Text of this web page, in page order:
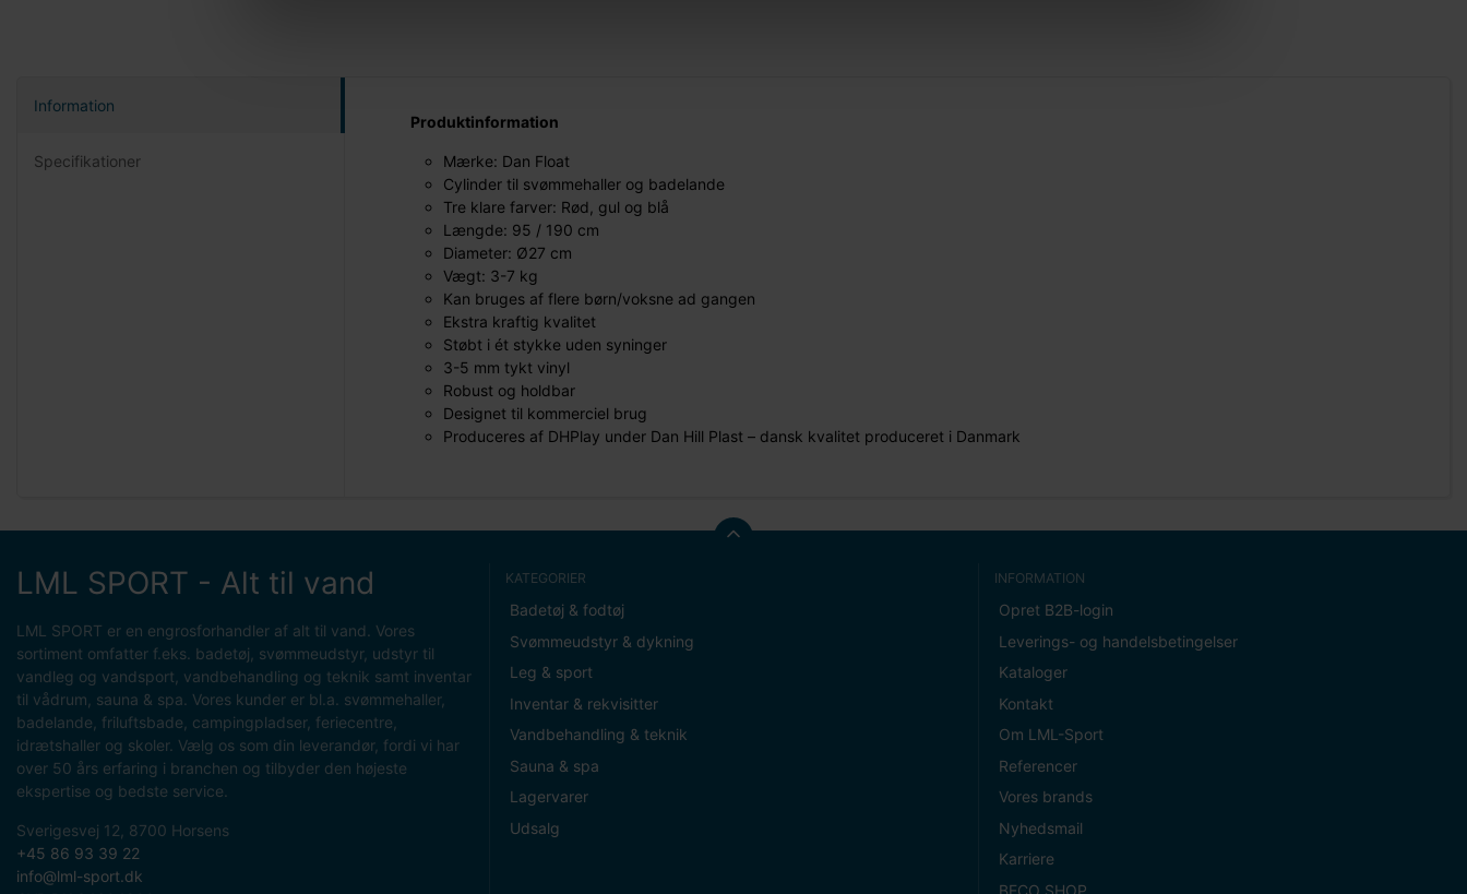
Information
Specifikationer
Produktinformation
Mærke: Dan Float
Cylinder til svømmehaller og badelande
Tre klare farver: Rød, gul og blå
Længde: 95 / 190 cm
Diameter: Ø27 cm
Vægt: 3-7 kg
Kan bruges af flere børn/voksne ad gangen
Ekstra kraftig kvalitet
Støbt i ét stykke uden syninger
3-5 mm tykt vinyl
Robust og holdbar
Designet til kommerciel brug
Produceres af DHPlay under Dan Hill Plast – dansk kvalitet produceret i Danmark
LML SPORT - Alt til vand
LML SPORT er en engrosforhandler af alt til vand. Vores
sortiment omfatter f.eks. badetøj, svømmeudstyr, udstyr til
vandleg og vandsport, vandbehandling og teknik samt inventar
til vådrum, sauna & spa. Vores kunder er bl.a. svømmehaller,
badelande, friluftsbade, campingpladser, feriecentre,
idrætshaller og skoler. Vælg os som din leverandør, fordi vi har
over 50 års erfaring i branchen og tilbyder den højeste
ekspertise og bedste service.
Sverigesvej 12, 8700 Horsens
+45 86 93 39 22
info@lml-sport.dk
KATEGORIER
Badetøj & fodtøj
Svømmeudstyr & dykning
Leg & sport
Inventar & rekvisitter
Vandbehandling & teknik
Sauna & spa
Lagervarer
Udsalg
INFORMATION
Opret B2B-login
Leverings- og handelsbetingelser
Kataloger
Kontakt
Om LML-Sport
Referencer
Vores brands
Nyhedsmail
Karriere
BECO SHOP